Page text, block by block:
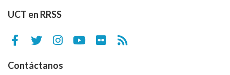
UCT en RRSS
Contáctanos